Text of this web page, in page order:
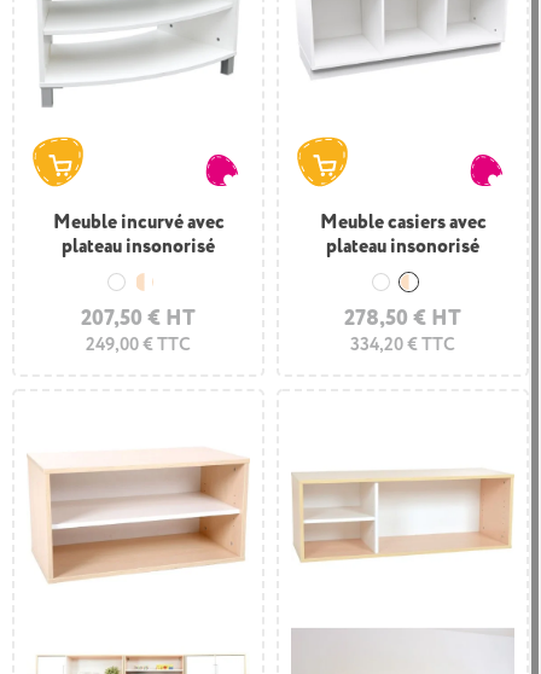
Meuble incurvé avec
plateau insonorisé
207,50 € HT
249,00 € TTC
BlancBois et blanc
Meuble casiers avec
plateau insonorisé
278,50 € HT
334,20 € TTC
BlancBois et blanc